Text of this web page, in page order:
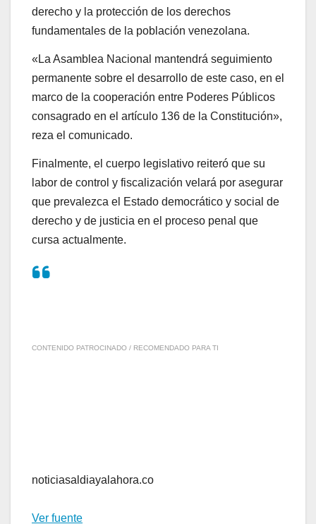
derecho y la protección de los derechos
fundamentales de la población venezolana.
«La Asamblea Nacional mantendrá seguimiento
permanente sobre el desarrollo de este caso, en el
marco de la cooperación entre Poderes Públicos
consagrado en el artículo 136 de la Constitución»,
reza el comunicado.
Finalmente, el cuerpo legislativo reiteró que su
labor de control y fiscalización velará por asegurar
que prevalezca el Estado democrático y social de
derecho y de justicia en el proceso penal que
cursa actualmente.
CONTENIDO PATROCINADO / RECOMENDADO PARA TI
noticiasaldiayalahora.co
Ver fuente